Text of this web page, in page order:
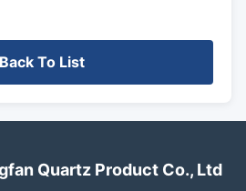
Back To List
Quartz Product Co., Ltd